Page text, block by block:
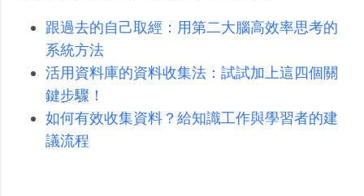
跟過去的自己取經：用第二大腦高效率思考的
系統方法
活用資料庫的資料收集法：試試加上這四個關
鍵步驟！
如何有效收集資料？給知識工作與學習者的建
議流程